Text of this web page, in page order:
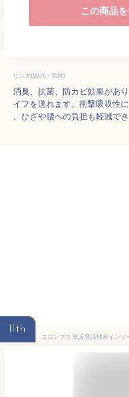
この商品
リンク(50代・男性)
消臭、抗菌、防カビ効果があ
イフを送れます。衝撃吸収性
、ひざや腰への負担も軽減でき
11th